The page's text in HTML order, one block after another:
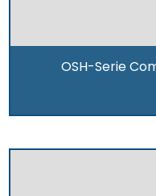
OSH-Serie